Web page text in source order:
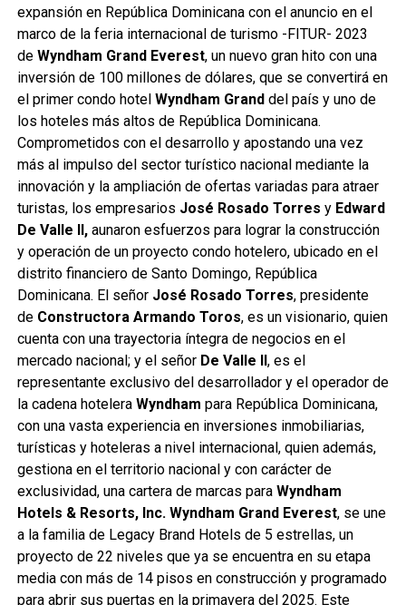
expansión en República Dominicana con el anuncio en el
marco de la feria internacional de turismo -FITUR- 2023
de Wyndham Grand Everest, un nuevo gran hito con una
inversión de 100 millones de dólares, que se convertirá en
el primer condo hotel Wyndham Granddel país y uno de
los hoteles más altos de República Dominicana.
Comprometidos con el desarrollo y apostando una vez
más al impulso del sector turístico nacional mediante la
innovación y la ampliación de ofertas variadas para atraer
turistas, los empresarios José Rosado Torres y Edward
De Valle II,aunaron esfuerzos para lograr la construcción
y operación de un proyecto condo hotelero, ubicado en el
distrito financiero de Santo Domingo, República
Dominicana. El señor José Rosado Torres, presidente
de Constructora Armando Toros, es un visionario, quien
cuenta con una trayectoria íntegra de negocios en el
mercado nacional; y el señor De Valle II, es el
representante exclusivo del desarrollador y el operador de
la cadena hotelera Wyndham para República Dominicana,
con una vasta experiencia en inversiones inmobiliarias,
turísticas y hoteleras a nivel internacional, quien además,
gestiona en el territorio nacional y con carácter de
exclusividad, una cartera de marcas para Wyndham
Hotels & Resorts, Inc. Wyndham Grand Everest, se une
a la familia de Legacy Brand Hotels de 5 estrellas, un
proyecto de 22 niveles que ya se encuentra en su etapa
media con más de 14 pisos en construcción y programado
para abrir sus puertas en la primavera del 2025. Este